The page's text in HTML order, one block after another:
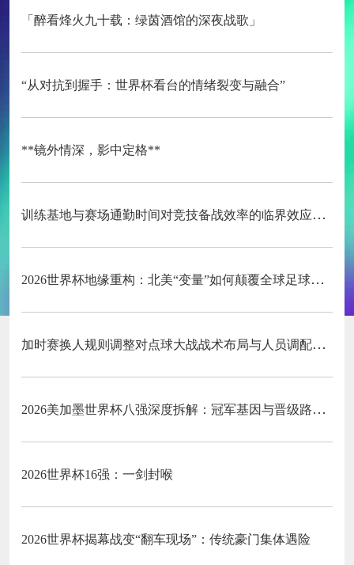
「醉看烽火九十载：绿茵酒馆的深夜战歌」
“从对抗到握手：世界杯看台的情绪裂变与融合”
**镜外情深，影中定格**
训练基地与赛场通勤时间对竞技备战效率的临界效应研究
2026世界杯地缘重构：北美“变量”如何颠覆全球足球秩序
加时赛换人规则调整对点球大战战术布局与人员调配的影响分析
2026美加墨世界杯八强深度拆解：冠军基因与晋级路线终极预演
2026世界杯16强：一剑封喉
2026世界杯揭幕战变“翻车现场”：传统豪门集体遇险